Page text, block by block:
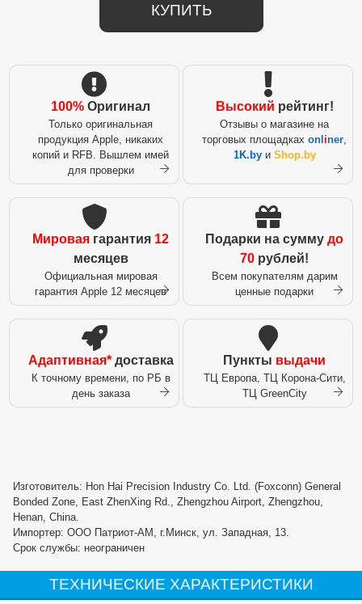
КУПИТЬ
100% Оригинал
Только оригинальная
продукция Apple, никаких
копий и RFB. Вышлем имей
для проверки
Высокий рейтинг!
Отзывы о магазине на
торговых площадках onliner
1K.byи Shop.by
Мировая гарантия 12
месяцев
Официальная мировая
гарантия Apple 12 месяцев
Подарки на сумму до
70 рублей!
Всем покупателям дарим
ценные подарки
Адаптивная*доставка
К точному времени, по РБ в
день заказа
Пункты выдачи
ТЦ Европа, ТЦ Корона-Сити,
ТЦ GreenCity
Изготовитель: Hon Hai Precision Industry Co. Ltd. (Foxconn) General
Bonded Zone, East ZhenXing Rd., Zhengzhou Airport, Zhengzhou,
Henan, China.
Импортер: ООО Патриот-АМ, г.Минск, ул. Западная, 13.
Срок службы: неограничен
ТЕХНИЧЕСКИЕ ХАРАКТЕРИСТИКИ